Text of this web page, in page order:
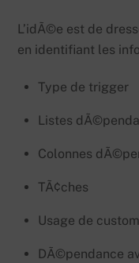
L’idÃ©e est de
en identifiant les
Type de trigger
Listes
Colonnes
TÃ¢ches
Usage de
DÃ©pendance